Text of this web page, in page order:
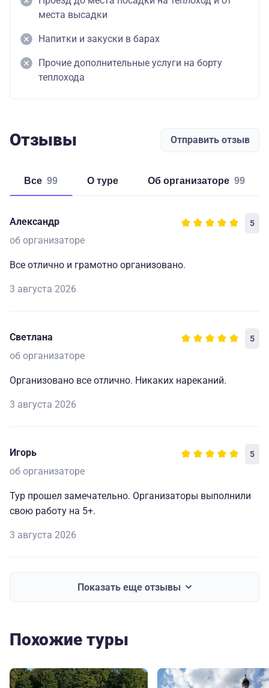
места высадки
Напитки и закуски в барах
Прочие дополнительные услуги на борту
теплохода
Отзывы Отправить отзыв
Все 99 о туре об организаторе 99
Александр 5
об организаторе
Все отлично и грамотно организовано.
3 августа 2026
Светлана 5
об организаторе
Организовано все отлично. Никаких нареканий.
3 августа 2026
Игорь 5
об организаторе
Тур прошел замечательно. Организаторы выполнили
свою работу на 5+.
3 августа 2026
Показать еще отзывы
Похожие туры